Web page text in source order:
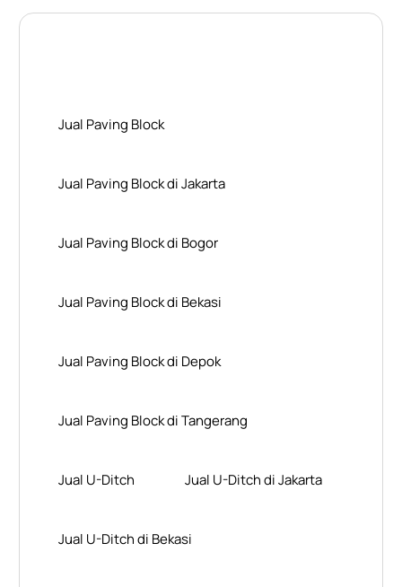
Jual Paving Block
Jual Paving Block di Jakarta
Jual Paving Block di Bogor
Jual Paving Block di Bekasi
Jual Paving Block di Depok
Jual Paving Block di Tangerang
Jual U-Ditch Jual U-Ditch di Jakarta
Jual U-Ditch di Bekasi